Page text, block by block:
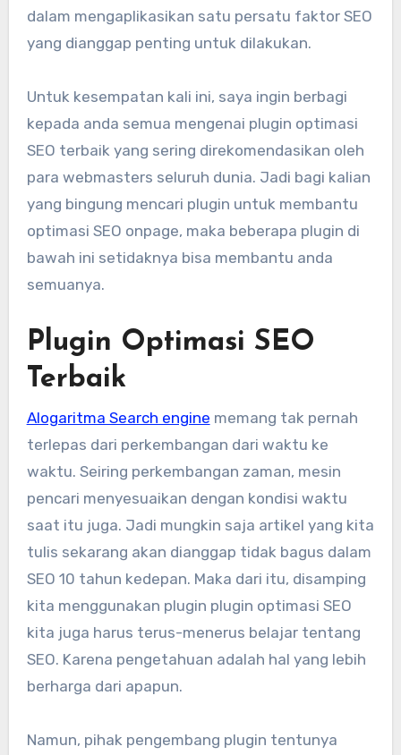
dalam mengaplikasikan satu persatu faktor SEO
yang dianggap penting untuk dilakukan.
Untuk kesempatan kali ini, saya ingin berbagi
kepada anda semua mengenai plugin optimasi
SEO terbaik yang sering direkomendasikan oleh
para webmasters seluruh dunia. Jadi bagi kalian
yang bingung mencari plugin untuk membantu
optimasi SEO onpage, maka beberapa plugin di
bawah ini setidaknya bisa membantu anda
semuanya.
Plugin Optimasi SEO
Terbaik
Alogaritma Search engine memang tak pernah
terlepas dari perkembangan dari waktu ke
waktu. Seiring perkembangan zaman, mesin
pencari menyesuaikan dengan kondisi waktu
saat itu juga. Jadi mungkin saja artikel yang kita
tulis sekarang akan dianggap tidak bagus dalam
SEO 10 tahun kedepan. Maka dari itu, disamping
kita menggunakan plugin plugin optimasi SEO
kita juga harus terus-menerus belajar tentang
SEO. Karena pengetahuan adalah hal yang lebih
berharga dari apapun.
Namun, pihak pengembang plugin tentunya